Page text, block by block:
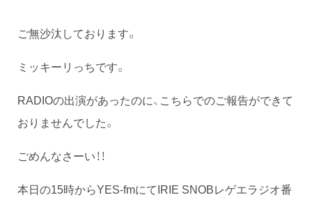
ご無沙汰しております。
ミッキーリっちです。
RADIOの出演があったのに、こちらでのご報告ができて
おりませんでした。
ごめんなさーい！！
本日の15時からYES-fmにてIRIE SNOBレゲエラジオ番